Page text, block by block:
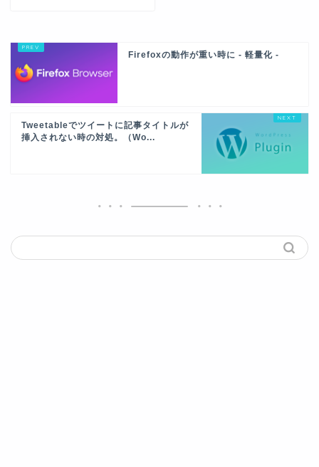
Firefoxの動作が重い時に - 軽量化 -
Tweetableでツイートに記事タイトルが
挿入されない時の対処。（Wo...